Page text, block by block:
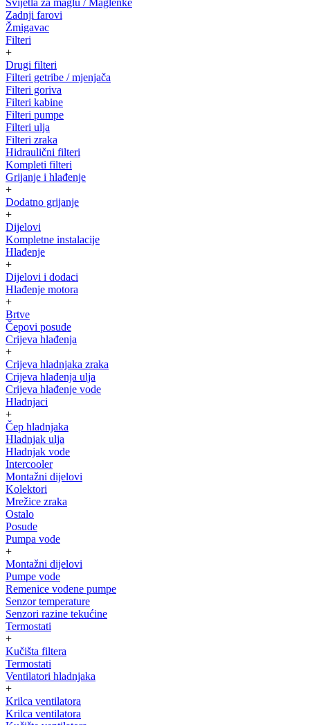
Svijetla za maglu / Maglenke
Zadnji farovi
Žmigavac
Filteri
+
Drugi filteri
Filteri getribe / mjenjača
Filteri goriva
Filteri kabine
Filteri pumpe
Filteri ulja
Filteri zraka
Hidraulični filteri
Kompleti filteri
Grijanje i hlađenje
+
Dodatno grijanje
+
Dijelovi
Kompletne instalacije
Hlađenje
+
Dijelovi i dodaci
Hlađenje motora
+
Brtve
Čepovi posude
Crijeva hlađenja
+
Crijeva hladnjaka zraka
Crijeva hlađenja ulja
Crijeva hlađenje vode
Hladnjaci
+
Čep hladnjaka
Hladnjak ulja
Hladnjak vode
Intercooler
Montažni dijelovi
Kolektori
Mrežice zraka
Ostalo
Posude
Pumpa vode
+
Montažni dijelovi
Pumpe vode
Remenice vodene pumpe
Senzor temperature
Senzori razine tekućine
Termostati
+
Kučišta filtera
Termostati
Ventilatori hladnjaka
+
Krilca ventilatora
Krilca ventilatora